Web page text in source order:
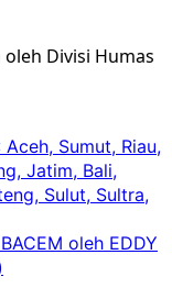
oleh Divisi Humas
Sumut, Riau,
Jatim, Bali,
Sulut, Sultra,
oleh EDDY